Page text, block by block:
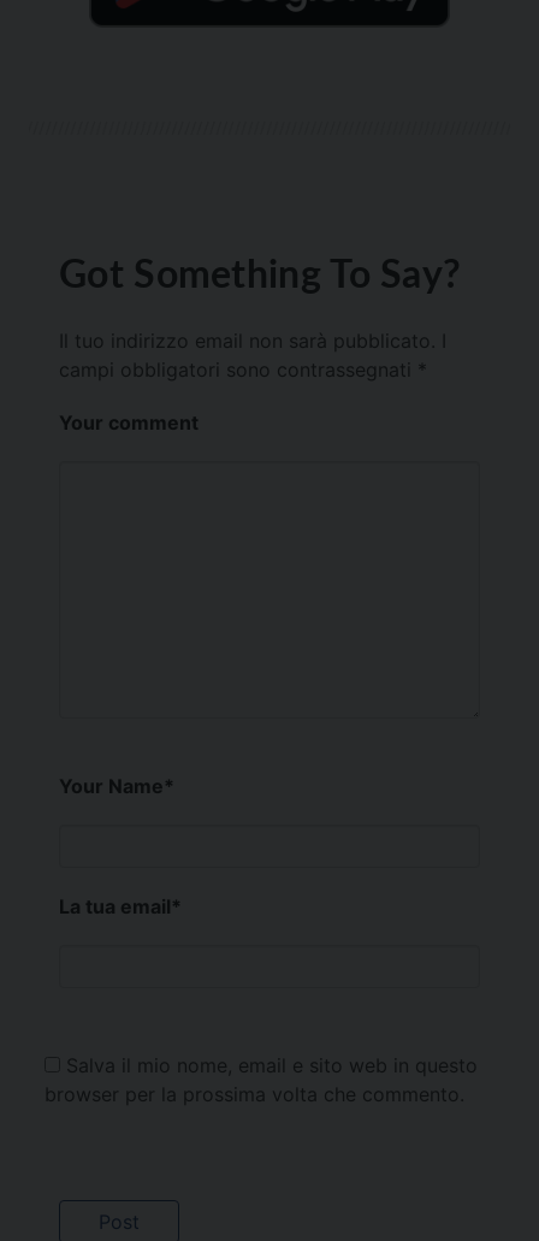
Got Something To Say?
Il tuo indirizzo email non sarà pubblicato.
campi obbligatori sono contrassegnati *
Your comment
Your Name*
La tua email*
Salva il mio nome, email e sito web in questo
browser per la prossima volta che commento.